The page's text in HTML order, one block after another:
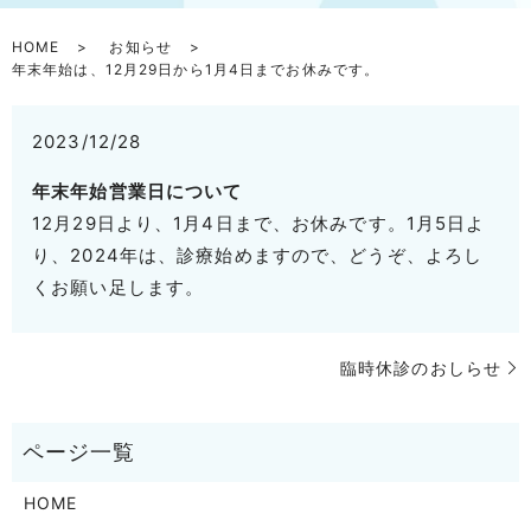
HOME
お知らせ
年末年始は、12月29日から1月4日までお休みです。
2023/12/28
年末年始営業日について
12月29日より、1月4日まで、お休みです。1月5日よ
り、2024年は、診療始めますので、どうぞ、よろし
くお願い足します。
臨時休診のおしらせ
HOME